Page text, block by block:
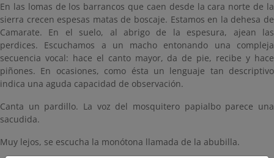
En las lomas de los barrancos que caen desde la cara norte de la
sierra crecen espesas matas de boscaje. Estamos en la dehesa de
Camarate. En el suelo, al abrigo de la espesura, ajean las
perdices. Escuchamos a un macho entonando una compleja
secuencia vocal: hace el canto mayor, da de pie, recibe y hace
piñones. En ocasiones, como ésta un lenguaje tan descriptivo
indica una aguda capacidad de observación.
Canta un pardillo. La voz del mosquitero papialbo parece una
sacudida.
Muy lejos, se escucha la monótona llamada de la abubilla.